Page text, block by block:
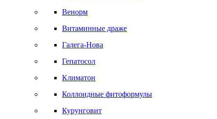
Венорм
Витаминные драже
Галега-Нова
Гепатосол
Климатон
Коллоидные фитоформулы
Курунговит